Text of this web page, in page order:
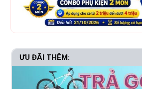
ƯU ĐÃI THÊM: